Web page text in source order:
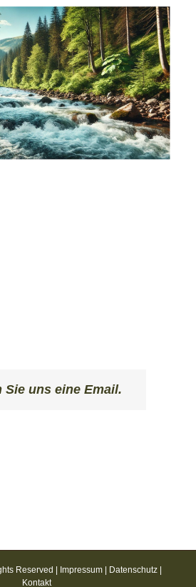
Sie uns eine Email.
Reserved | Impressum Datenschutz
Kontakt